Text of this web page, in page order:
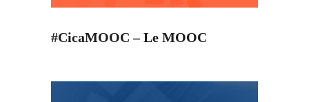
#CicaMOOC – Le MOOC